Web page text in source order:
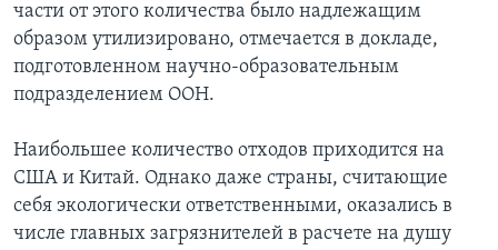
части от этого количества было надлежащим
образом утилизировано, отмечается в докладе,
подготовленном научно-образовательным
подразделением ООН.
Наибольшее количество отходов приходится на
США и Китай. Однако даже страны, считающие
себя экологически ответственными, оказались в
числе главных загрязнителей в расчете на душу